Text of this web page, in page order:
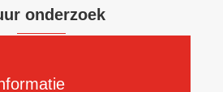
onderzoek